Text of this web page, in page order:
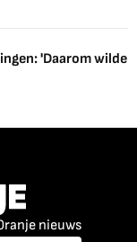
'Daarom wilde
nieuws